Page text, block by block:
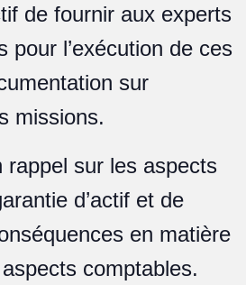
de fournir aux experts
pour l’exécution de ces
sur
missions.
rappel sur les aspects
d’actif et de
en matière
comptables.